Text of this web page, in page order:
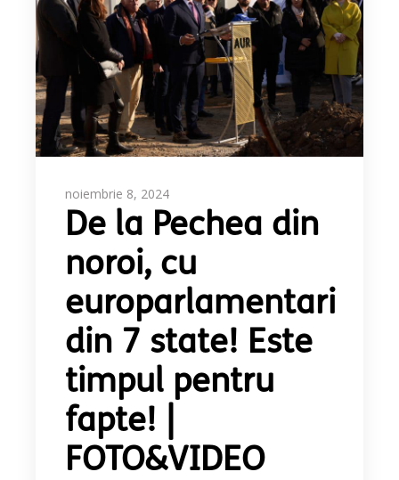
noiembrie 8, 2024
De la Pechea din
noroi, cu
europarlamentari
din 7 state! Este
timpul pentru
fapte! |
FOTO&VIDEO